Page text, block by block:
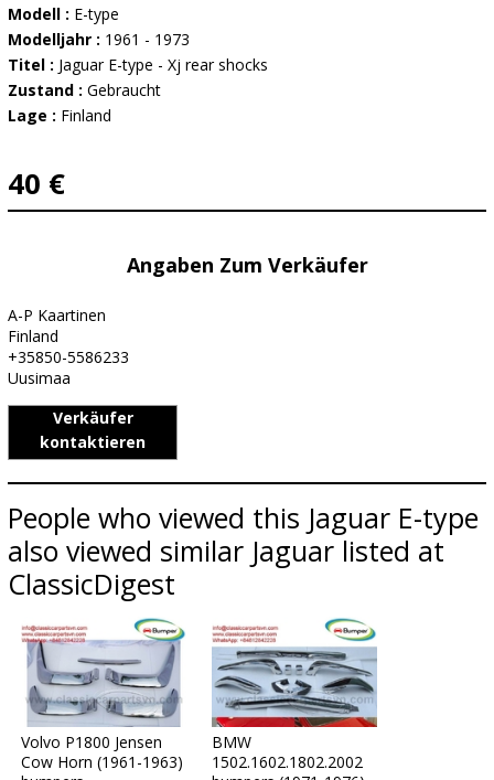
Modell : E-type
Modelljahr : 1961 - 1973
Titel : Jaguar E-type - Xj rear shocks
Zustand : Gebraucht
Lage : Finland
40 €
Angaben Zum Verkäufer
A-P Kaartinen
Finland
+35850-5586233
Uusimaa
Verkäufer
kontaktieren
People who viewed this Jaguar E-type
also viewed similar Jaguar listed at
ClassicDigest
Volvo P1800 Jensen
Cow Horn (1961-1963)
BMW
1502.1602.1802.2002